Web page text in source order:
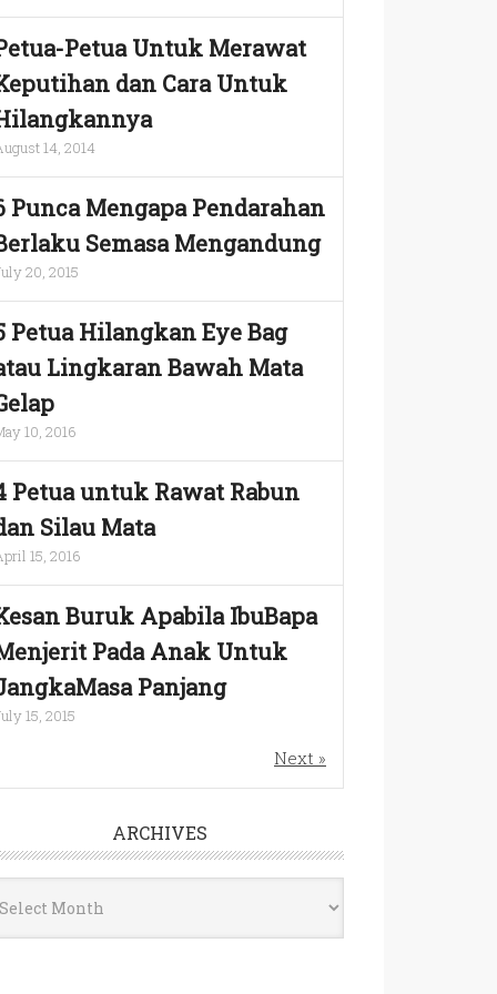
Petua Untuk Merawat
dan Cara Untuk
14, 2014
Punca Mengapa Pendarahan
Semasa Mengandung
20, 2015
Petua Hilangkan Eye Bag
Lingkaran Bawah Mata
10, 2016
Petua untuk Rawat Rabun
Silau Mata
15, 2016
Buruk Apabila IbuBapa
Pada Anak Untuk
Panjang
15, 2015
Next »
ARCHIVES